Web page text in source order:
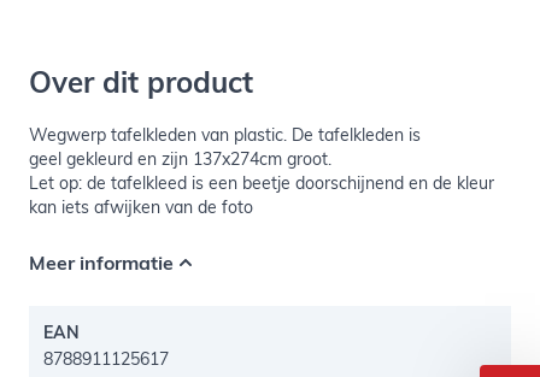
Over dit product
Wegwerp tafelkleden van plastic. De tafelkleden is
geel gekleurd en zijn 137x274cm groot.
Let op: de tafelkleed is een beetje doorschijnend en de kleur
kan iets afwijken van de foto
Meer informatie
EAN
8788911125617